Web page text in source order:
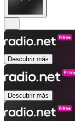
Descubrir más
Descubrir más